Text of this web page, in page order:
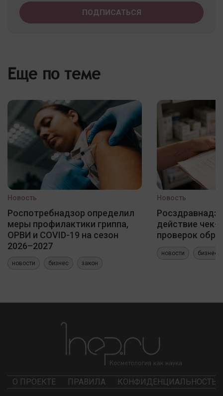
Еще по теме
Новость
Роспотребнадзор определил
меры профилактики гриппа,
ОРВИ и COVID-19 на сезон
2026–2027
новости бизнес закон
Новость
действие чек-
проверок
новости бизнес
О ПРОЕКТЕ ПРАВИЛА КОНФИДЕНЦИАЛЬНОСТЬ